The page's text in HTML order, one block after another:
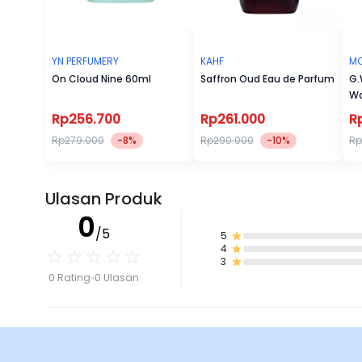
YN PERFUMERY
On Cloud Nine 60ml
Rp256.700
Rp279.000 -8%
KAHF
Saffron Oud Eau de Parfum
Rp261.000
Rp290.000 -10%
Ulasan Produk
0/5
0 Rating 0 Ulasan
5
4
3